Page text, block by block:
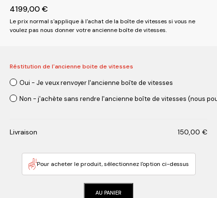
4199,00€
Le prix normal s'applique à l'achat de la boîte de vitesses si vous ne
voulez pas nous donner votre ancienne boîte de vitesses.
Réstitution de l'ancienne boite de vitesses
Oui - Je veux renvoyer l'ancienne boîte de vitesses
Non - j'achète sans rendre l'ancienne boîte de vitesses (nous
Livraison 150,00 €
Pour acheter le produit, sélectionnez l'option ci-dessus
AU PANIER